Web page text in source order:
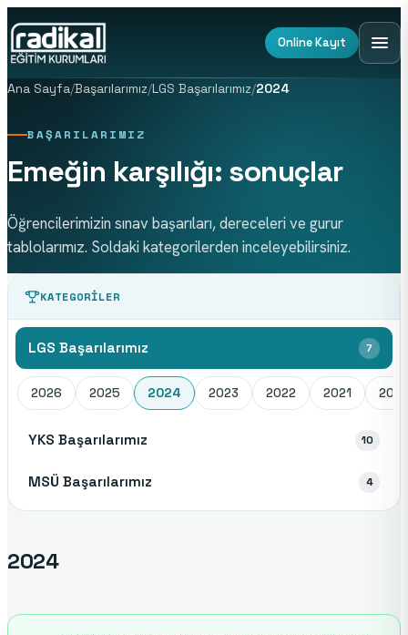
Online Kayıt
Ana Sayfa/Başarılarımız/LGS Başarılarımız/2024
BAŞARILARIMIZ
Emeğin karşılığı: sonuçlar
Öğrencilerimizin sınav başarıları, dereceleri ve gurur
tablolarımız. Soldaki kategorilerden inceleyebilirsiniz.
KATEGORILER
LGS Başarılarımız 7
2026 2025 2024 2023 2022 2021
YKS Başarılarımız 10
MSÜ Başarılarımız 4
2024